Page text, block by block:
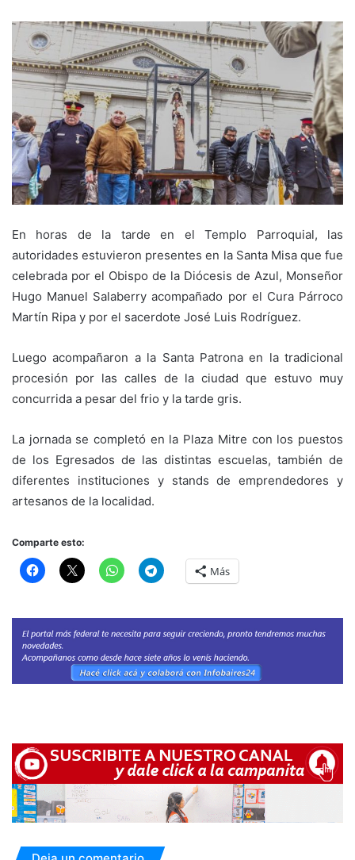
En horas de la tarde en el Templo Parroquial, las
autoridades estuvieron presentes en la Santa Misa que fue
celebrada por el Obispo de la Diócesis de Azul, Monseñor
Hugo Manuel Salaberry acompañado por el Cura Párroco
Martín Ripa y por el sacerdote José Luis Rodríguez.
Luego acompañaron a la Santa Patrona en la tradicional
procesión por las calles de la ciudad que estuvo muy
concurrida a pesar del frio y la tarde gris.
La jornada se completó en la Plaza Mitre con los puestos
de los Egresados de las distintas escuelas, también de
diferentes instituciones y stands de emprendedores y
artesanos de la localidad.
Comparte esto:
Más